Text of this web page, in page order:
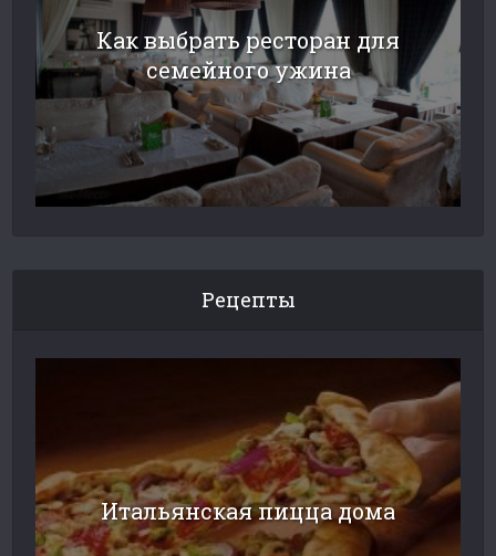
Как выбрать ресторан для
семейного ужина
Рецепты
Итальянская пицца дома